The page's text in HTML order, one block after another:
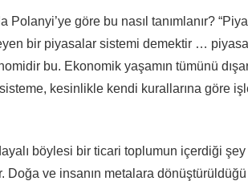
Polanyi’ye göre bu nasıl tanımlanır?
bir piyasalar sistemi demektir … piyasa
bu. Ekonomik yaşamın tümünü
kesinlikle kendi kurallarına göre
böylesi bir ticari toplumun içerdiği
ve insanın metalara